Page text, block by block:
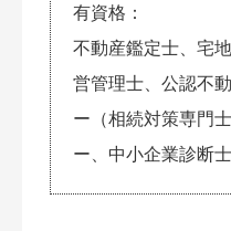
有資格
不動産鑑定士、宅
営管理士、公認不
ー（相続対策専門
ー、中小企業診断士